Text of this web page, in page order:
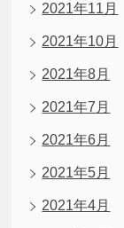
2021年11月
2021年10月
2021年8月
2021年7月
2021年6月
2021年5月
2021年4月